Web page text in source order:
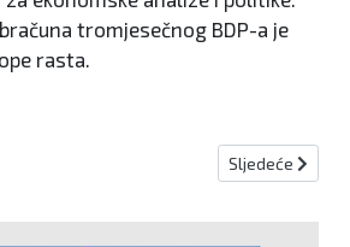
tromjesečnog BDP-a je
rasta.
ugovori vrijedni dva milijuna KM za
Sljedeći
Sljedeće